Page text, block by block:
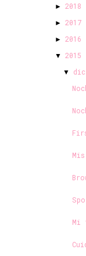
► 2018
► 2017
► 2016
▼ 2015
▼
Mi